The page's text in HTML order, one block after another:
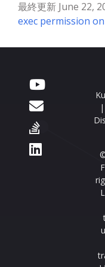
最終更新 June 22,
exec permission